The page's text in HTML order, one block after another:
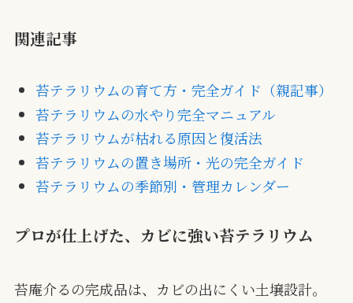
関連記事
苔テラリウムの育て方・完全ガイド（親記事）
苔テラリウムの水やり完全マニュアル
苔テラリウムが枯れる原因と復活法
苔テラリウムの置き場所・光の完全ガイド
苔テラリウムの季節別・管理カレンダー
プロが仕上げた、カビに強い苔テラリウム
苔庵介るの完成品は、カビの出にくい土壌設計。